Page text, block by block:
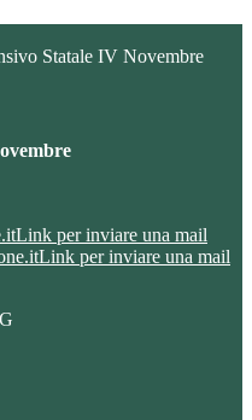
Statale IV Novembre
Link per inviare una mail
Link per inviare una mail